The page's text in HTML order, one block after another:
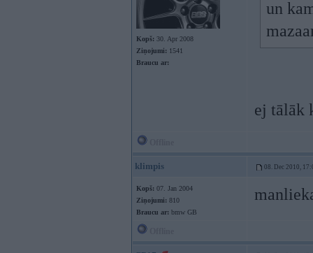
Kopš: 30. Apr 2008
Ziņojumi: 1541
Braucu ar:
un
ej tālāk
klimpis 08. Dec 2010,
Kopš: 07. Jan 2004
Ziņojumi: 810
Braucu ar: bmw GB